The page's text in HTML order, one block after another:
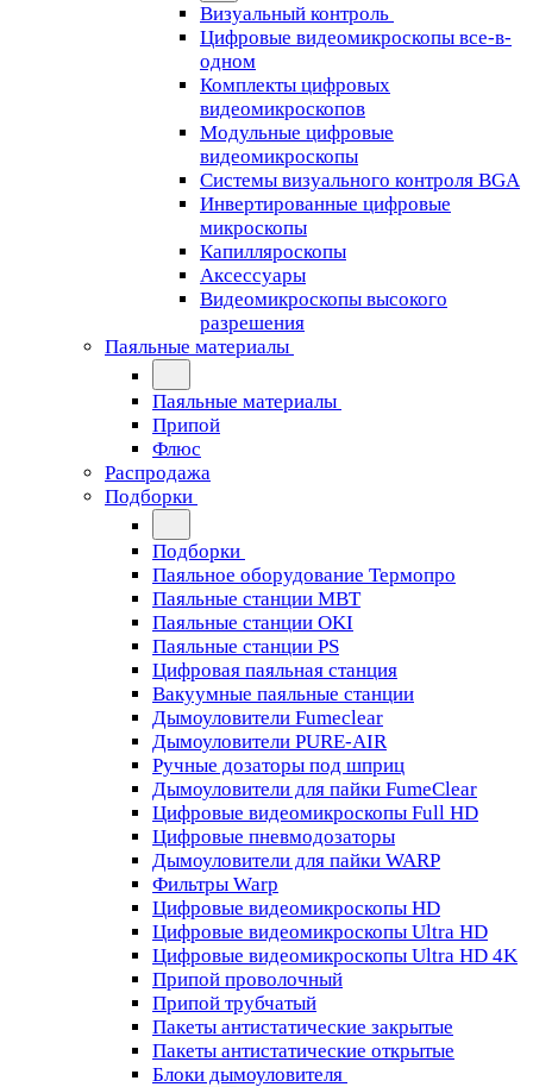
Визуальный контроль
Цифровые видеомикроскопы все-в-
одном
Комплекты цифровых
видеомикроскопов
Модульные цифровые
видеомикроскопы
Cистемы визуального контроля BGA
Инвертированные цифровые
микроскопы
Капилляроскопы
Аксессуары
Видеомикроскопы высокого
разрешения
Паяльные материалы
Паяльные материалы
Припой
Флюс
Распродажа
Подборки
Подборки
Паяльное оборудование Термопро
Паяльные станции MBT
Паяльные станции OKI
Паяльные станции PS
Цифровая паяльная станция
Вакуумные паяльные станции
Дымоуловители Fumeclear
Дымоуловители PURE-AIR
Ручные дозаторы под шприц
Дымоуловители для пайки FumeClear
Цифровые видеомикроскопы Full HD
Цифровые пневмодозаторы
Дымоуловители для пайки WARP
Фильтры Warp
Цифровые видеомикроскопы HD
Цифровые видеомикроскопы Ultra HD
Цифровые видеомикроскопы Ultra HD 4K
Припой проволочный
Припой трубчатый
Пакеты антистатические закрытые
Пакеты антистатические открытые
Блоки дымоуловителя